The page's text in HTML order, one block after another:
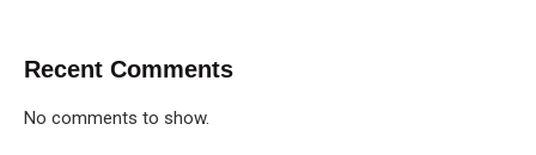
Recent Comments
No comments to show.